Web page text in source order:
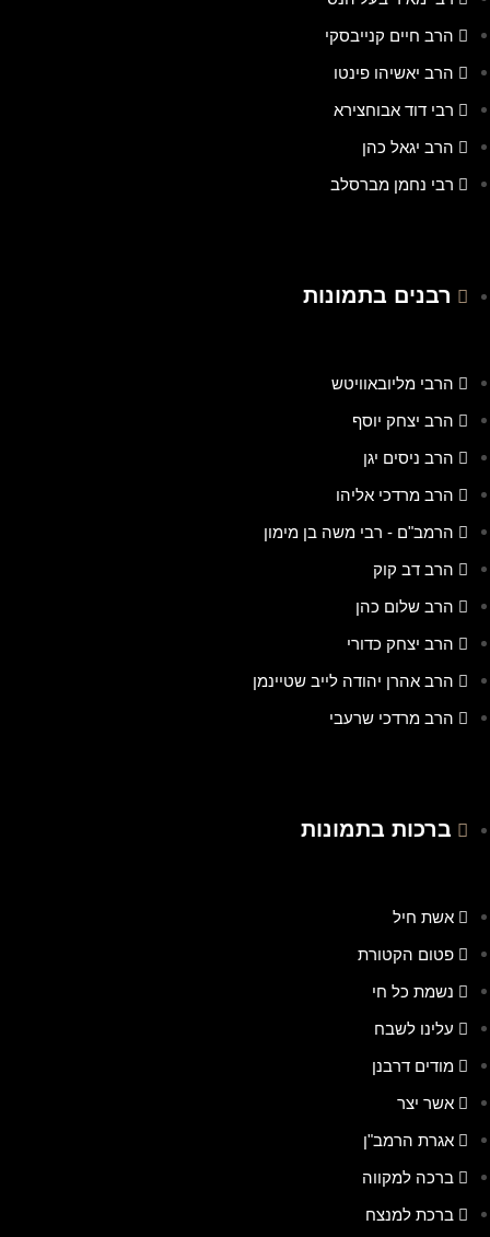
הרב חיים קנייבסקי
הרב יאשיהו פינטו
רבי דוד אבוחצירא
הרב יגאל כהן
רבי נחמן מברסלב
רבנים בתמונות
הרבי מליובאוויטש
הרב יצחק יוסף
הרב ניסים יגן
הרב מרדכי אליהו
הרמב"ם - רבי משה בן מימון
הרב דב קוק
הרב שלום כהן
הרב יצחק כדורי
הרב אהרן יהודה לייב שטיינמן
הרב מרדכי שרעבי
ברכות בתמונות
אשת חיל
פטום הקטורת
נשמת כל חי
עלינו לשבח
מודים דרבנן
אשר יצר
אגרת הרמב"ן
ברכה למקווה
ברכת למנצח